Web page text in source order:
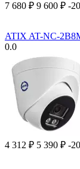
7 680 ₽ 9 600 ₽ -
ATIX AT-NC-
0.0
4 312 ₽ 5 390 ₽ -